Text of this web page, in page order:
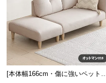
[本体幅166cm・傷に強いペット対